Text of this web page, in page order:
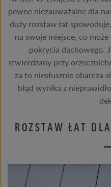
pewne niezauważalne dla
duży rozstaw łat
na swoje miejsce, co
pokrycia dachowego.
stwierdzany przy
za to niesłusznie obarcza
błąd wynika z
ROZSTAW ŁAT